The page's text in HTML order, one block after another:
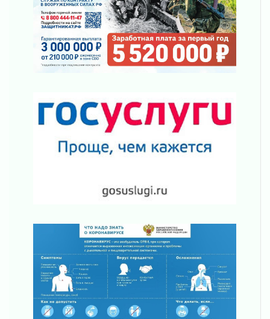
30 июля 2026
Волейболисты из Всеволожского района
представят Ленинградскую область на
всероссийском финале в Москве
30 июля 2026
30 июля 2026
Заблудившегося пенсионера вывели из леса в
Тосненском районе
30 июля 2026
Объявлена продажа инвестиционных паев
Пик топливного кризиса в Ленинградской
области прошёл
29 июля 2026
Ленобласть вошла в двадцатку лидеров по
освещению нацпроектов в СМИ